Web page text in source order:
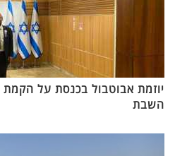
יוזמת אבוטבול בכנסת על
השבת